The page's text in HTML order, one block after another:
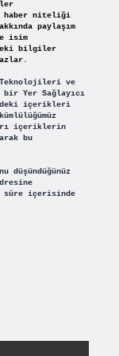
haber niteliği
paylaşım
isim
bilgiler
Teknolojileri ve
bir Yer Sağlayıcı
içerikleri
içeriklerin
bu
düşündüğünüz
içerisinde